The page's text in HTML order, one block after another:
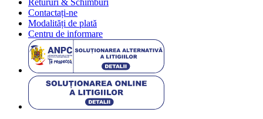
Contactați-ne
Modalități de plată
Centru de informare